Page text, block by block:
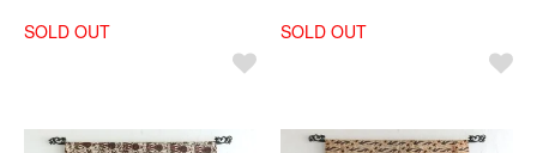
SOLD OUT
SOLD OUT